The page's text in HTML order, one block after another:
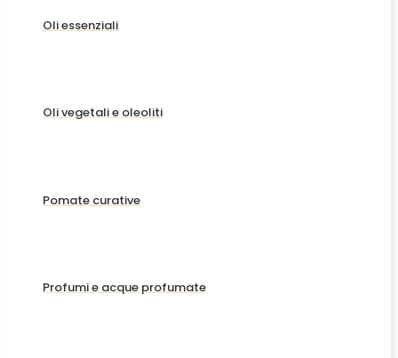
Oli essenziali
Oli vegetali e oleoliti
Pomate curative
Profumi e acque profumate